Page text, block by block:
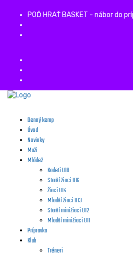
POĎ HRAŤ BASKET - nábor do
Denný kemp
Úvod
Novinky
Muži
Mládež
Kadeti U18
Starší žiaci U16
Žiaci U14
Mladší žiaci U13
Starší minižiaci U12
Mladší minižiaci U11
Prípravka
Klub
Tréneri